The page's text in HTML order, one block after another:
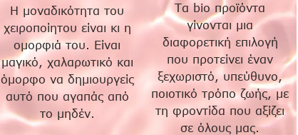
Η μοναδικότητα του
χειροποίητου είναι κι η
ομορφιά του. Είναι
μαγικό, χαλαρωτικό και
όμορφο να δημιουργείς
αυτό που αγαπάς από
το μηδέν.
Τα bio προϊόντα
γίνονται μια
διαφορετική επιλογή
που προτείνει έναν
ξεχωριστό, υπεύθυνο,
ποιοτικό τρόπο ζωής, με
τη φροντίδα που αξίζει
σε όλους μας.